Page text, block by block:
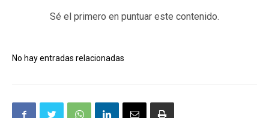
Sé el primero en puntuar este contenido.
No hay entradas relacionadas